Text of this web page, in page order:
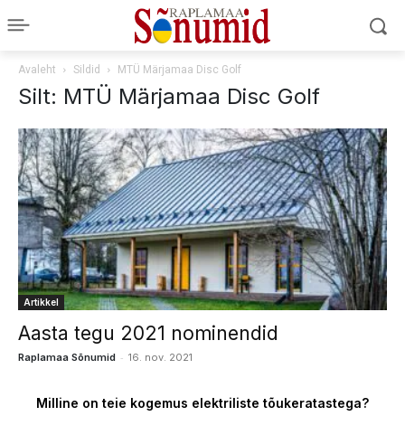
Avaleht Sildid MTÜ Märjamaa Disc Golf
Silt: MTÜ Märjamaa Disc Golf
Artikkel
Aasta tegu 2021 nominendid
Raplamaa Sõnumid - 16. nov. 2021
Milline on teie kogemus elektriliste tõukeratastega?